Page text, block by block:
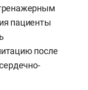
пациенты
после